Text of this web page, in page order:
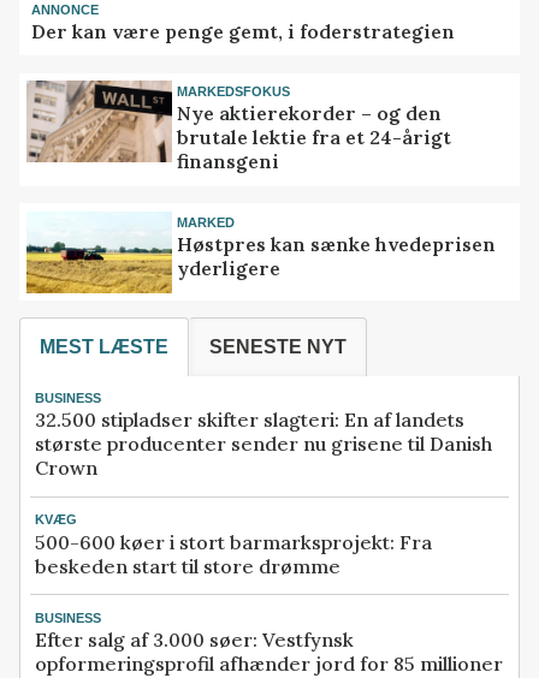
ANNONCE
Der kan være penge gemt, i foderstrategien
MARKEDSFOKUS
Nye aktierekorder – og den
brutale lektie fra et 24-årigt
finansgeni
MARKED
Høstpres kan sænke hvedeprisen
yderligere
MEST LÆSTE SENESTE NYT
BUSINESS
32.500 stipladser skifter slagteri: En af landets
største producenter sender nu grisene til Danish
Crown
KVÆG
500-600 køer i stort barmarksprojekt: Fra
beskeden start til store drømme
BUSINESS
Efter salg af 3.000 søer: Vestfynsk
opformeringsprofil afhænder jord for 85 millioner